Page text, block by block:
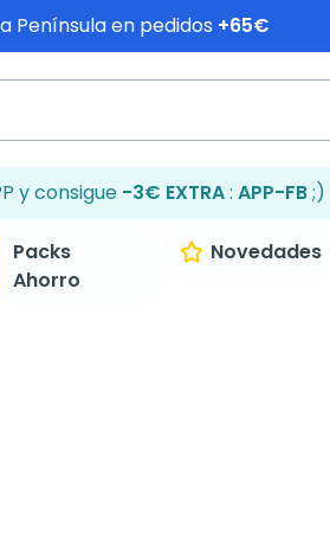
a Península en pedidos +65€
y consigue -3€ EXTRA: APP-FB;)
Packs
Ahorro
Novedades